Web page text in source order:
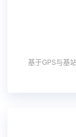
基于GPS与基